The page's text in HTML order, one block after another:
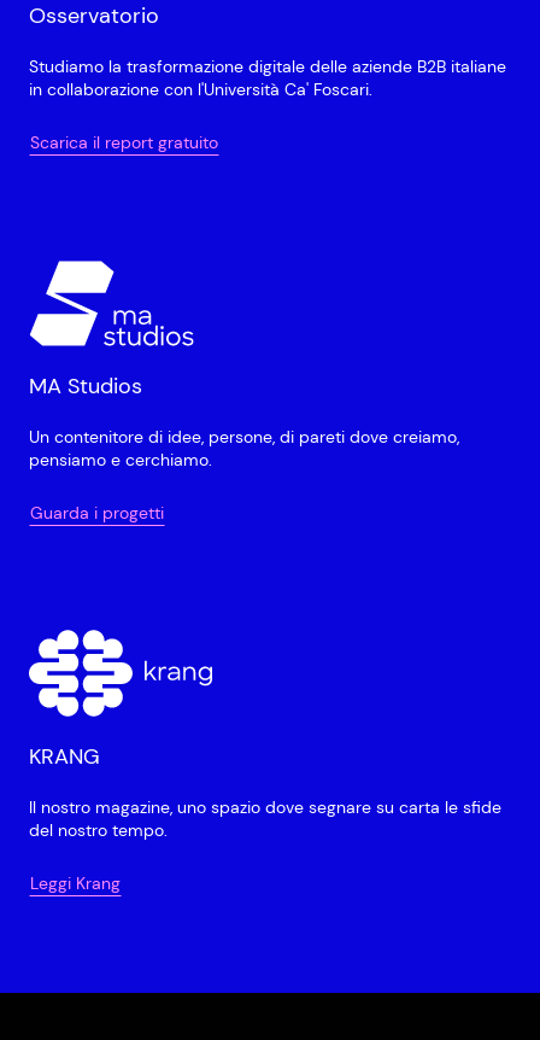
Osservatorio
Studiamo la trasformazione digitale delle aziende B2B italiane
in collaborazione con l'Università Ca' Foscari.
Scarica il report gratuito
MA Studios
Un contenitore di idee, persone, di pareti dove creiamo,
pensiamo e cerchiamo.
Guarda i progetti
KRANG
Il nostro magazine, uno spazio dove segnare su carta le sfide
del nostro tempo.
Leggi Krang